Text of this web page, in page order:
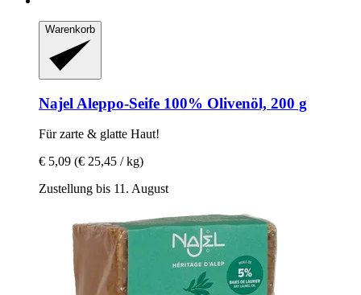
Warenkorb
Najel Aleppo-​Seife 100% Olivenöl, 200 g
Für zarte & glatte Haut!
€ 5,09 (€ 25,45 / kg)
Zustellung bis 11. August